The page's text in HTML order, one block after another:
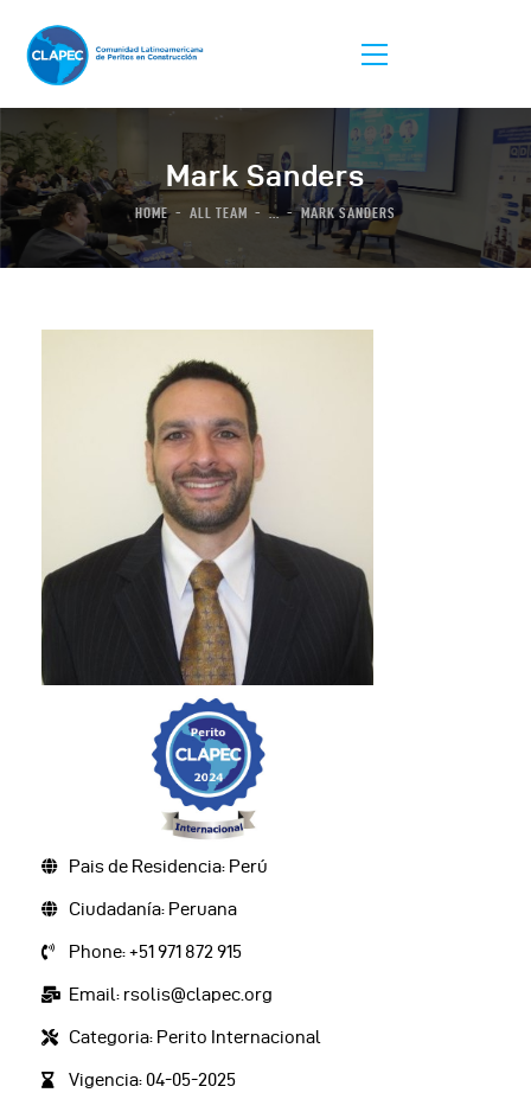
Mark Sanders
HOME ALL TEAM ... MARK SANDERS
La Asociación
Comunidad
Congreso
Pais de Residencia: Perú
Ciudadanía: Peruana
Phone: +51 971 872 915
Email: rsolis@clapec.org
Categoria: Perito Internacional
Vigencia: 04-05-2025